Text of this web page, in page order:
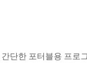
단한 포터블용 프